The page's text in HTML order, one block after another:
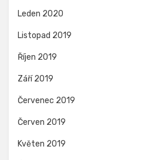
Leden 2020
Listopad 2019
Říjen 2019
Září 2019
Červenec 2019
Červen 2019
Květen 2019